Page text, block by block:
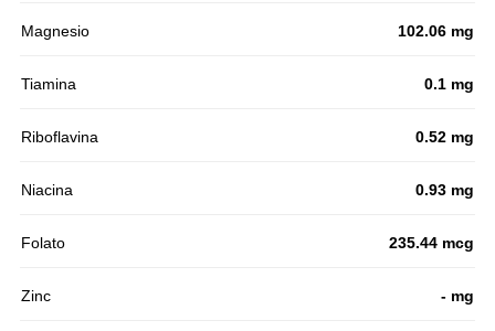
Magnesio 102.06 mg
Tiamina 0.1 mg
Riboflavina 0.52 mg
Niacina 0.93 mg
Folato 235.44 mcg
Zinc - mg